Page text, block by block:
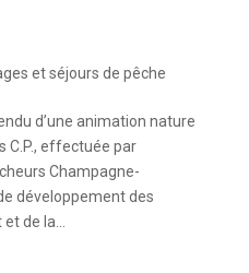
et séjours de pêche
d’une animation nature
C.P., effectuée par
Champagne-
développement des
de la...